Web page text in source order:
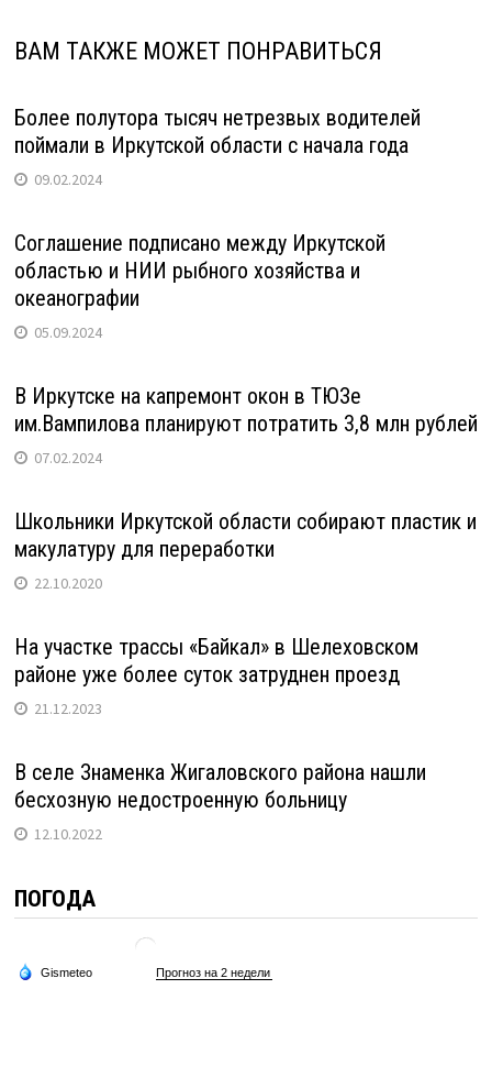
ВАМ ТАКЖЕ МОЖЕТ ПОНРАВИТЬСЯ
Более полутора тысяч нетрезвых водителей
поймали в Иркутской области с начала года
09.02.2024
Соглашение подписано между Иркутской
областью и НИИ рыбного хозяйства и
океанографии
05.09.2024
В Иркутске на капремонт окон в ТЮЗе
им.Вампилова планируют потратить 3,8 млн рублей
07.02.2024
Школьники Иркутской области собирают пластик и
макулатуру для переработки
22.10.2020
На участке трассы «Байкал» в Шелеховском
районе уже более суток затруднен проезд
21.12.2023
В селе Знаменка Жигаловского района нашли
бесхозную недостроенную больницу
12.10.2022
ПОГОДА